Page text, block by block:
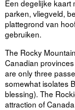
Een degelijke kaart
parken, vliegveld,
plattegrond van
gebruiken.
The Rocky
Canadian
are only three
somewhat isolates
blessing). The
attraction of